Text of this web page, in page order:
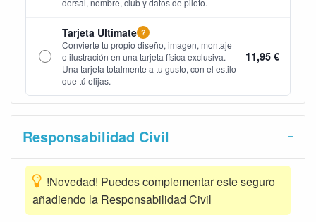
dorsal, nombre, club y datos de piloto.
Tarjeta Ultimate ?
Convierte tu propio diseño, imagen, montaje
o ilustración en una tarjeta física exclusiva.
Una tarjeta totalmente a tu gusto, con el estilo
que tú elijas.
11,95 €
Responsabilidad Civil
!Novedad! Puedes complementar este seguro
añadiendo la Responsabilidad Civil